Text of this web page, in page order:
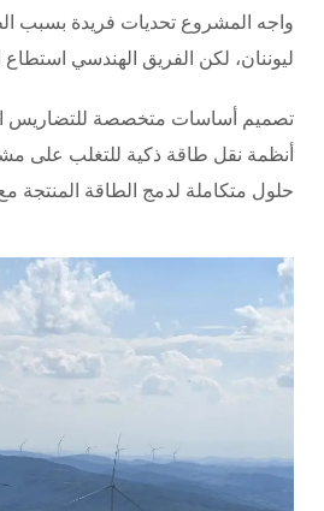
واجه المشروع تحديات فريدة بسبب
ليوننان، لكن الفريق الهندسي
· تصميم أساسات متخصصة للتضاريس
· أنظمة نقل طاقة ذكية للتغلب على
· حلول متكاملة لدمج الطاقة المنتجة